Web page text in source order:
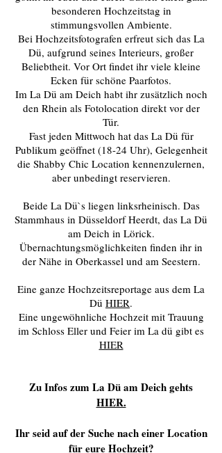
besonderen Hochzeitstag in
stimmungsvollen Ambiente.
Bei Hochzeitsfotografen erfreut sich das La
Dü, aufgrund seines Interieurs, großer
Beliebtheit. Vor Ort findet ihr viele kleine
Ecken für schöne Paarfotos.
Im La Dü am Deich habt ihr zusätzlich noch
den Rhein als Fotolocation direkt vor der
Tür.
Fast jeden Mittwoch hat das La Dü für
Publikum geöffnet (18-24 Uhr), Gelegenheit
die Shabby Chic Location kennenzulernen,
aber unbedingt reservieren.
Beide La Dü`s liegen linksrheinisch. Das
Stammhaus in Düsseldorf Heerdt, das La Dü
am Deich in Lörick.
Übernachtungsmöglichkeiten finden ihr in
der Nähe in Oberkassel und am Seestern.
Eine ganze Hochzeitsreportage aus dem La
Dü HIER.
Eine ungewöhnliche Hochzeit mit Trauung
im Schloss Eller und Feier im La dü gibt es
HIER
​Zu Infos zum La Dü am Deich gehts
HIER.
Ihr seid auf der Suche nach einer Location
für eure Hochzeit?